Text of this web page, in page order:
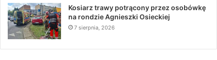
Kosiarz trawy potrącony przez osobówkę
na rondzie Agnieszki Osieckiej
7 sierpnia, 2026